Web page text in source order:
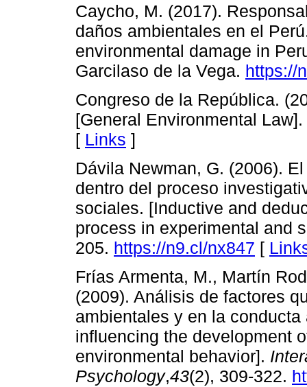
Caycho, M. (2017).
daños ambientales en el
environmental damage in
Garcilaso de la Vega. https://
Congreso de la República.
[General Environmental
[ Links ]
Dávila Newman, G. (2006).
dentro del proceso
sociales. [Inductive and
process in experimental and
205. https://n9.cl/nx847 [
Frías Armenta, M., Martín
(2009). Análisis de factores
ambientales y en la
influencing the development
environmental behavior].
Psychology,43(2), 309-322.